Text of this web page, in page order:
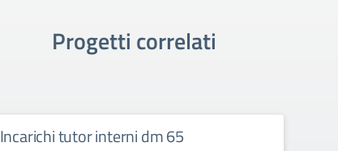
Progetti correlati
Incarichi tutor interni dm 65